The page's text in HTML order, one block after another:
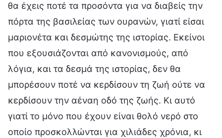
θα έχεις ποτέ τα προσόντα για να διαβείς την
πόρτα της βασιλείας των ουρανών, γιατί είσαι
μαριονέτα και δεσμώτης της ιστορίας. Εκείνοι
που εξουσιάζονται από κανονισμούς, από
λόγια, και τα δεσμά της ιστορίας, δεν θα
μπορέσουν ποτέ να κερδίσουν τη ζωή ούτε να
κερδίσουν την αέναη οδό της ζωής. Κι αυτό
γιατί το μόνο που έχουν είναι θολό νερό στο
οποίο προσκολλώνται για χιλιάδες χρόνια, κι